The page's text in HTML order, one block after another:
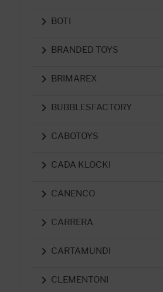
 BOTI
 BRANDED TOYS
 BRIMAREX
 BUBBLESFACTORY
 CABOTOYS
 CADA KLOCKI
 CANENCO
 CARRERA
 CARTAMUNDI
 CLEMENTONI